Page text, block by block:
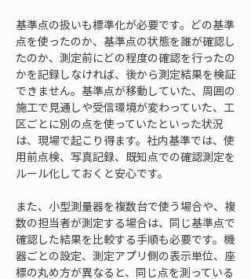
基準点の扱いも標準化が必要です。どの基準
点を使ったのか、基準点の状態を誰が確認し
たのか、測定前にどの程度の確認を行ったの
かを記録しなければ、後から測定結果を検証
できません。基準点が移動していた、周囲の
施工で見通しや受信環境が変わっていた、工
区ごとに別の点を使っていたといった状況
は、現場で起こり得ます。社内基準では、使
用前点検、写真記録、既知点での確認測定を
ルール化しておくと安心です。
また、小型測量器を複数台で使う場合や、複
数の担当者が測定する場合は、同じ基準点で
確認した結果を比較する手順も必要です。機
器ごとの設定、測定アプリ側の表示単位、座
標の丸め方が異なると、同じ点を測っている